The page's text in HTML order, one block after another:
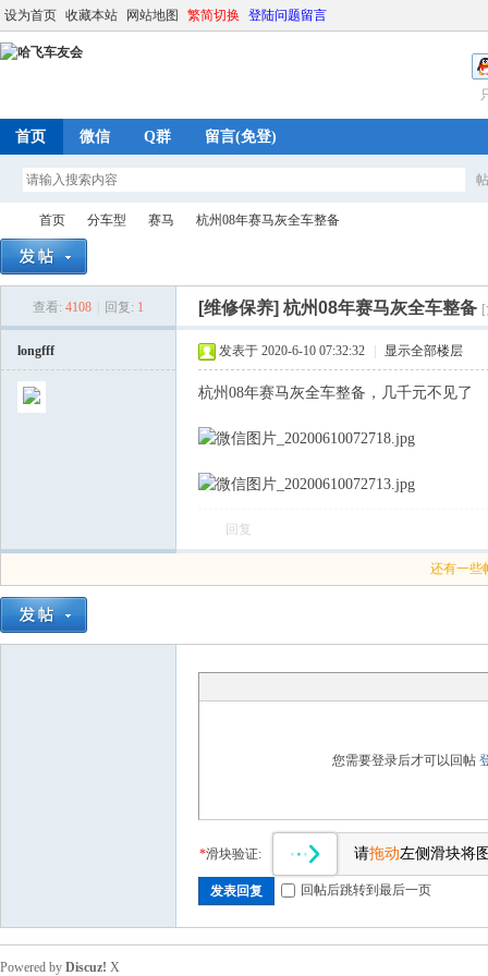
设为首页 收藏本站 网站地图 繁简切换 登陆问题留言
首页 微信 Q群 留言(免登)
友
首页
›
分车型
›
赛马 杭州08年赛马灰全车整备
查看: 4108 回复: 1 [维修保养] 杭州08年赛马灰全车整备
longfff 发表于 2020-6-10 07:32:32 显示全部楼层
杭州08年赛马灰全车整备，几千元不见了
回复
还有一些
您需要登录后才可以回帖
*滑块验证: 请拖动左侧滑块将
发表回复 回帖后跳转到最后一页
Powered by Discuz! X